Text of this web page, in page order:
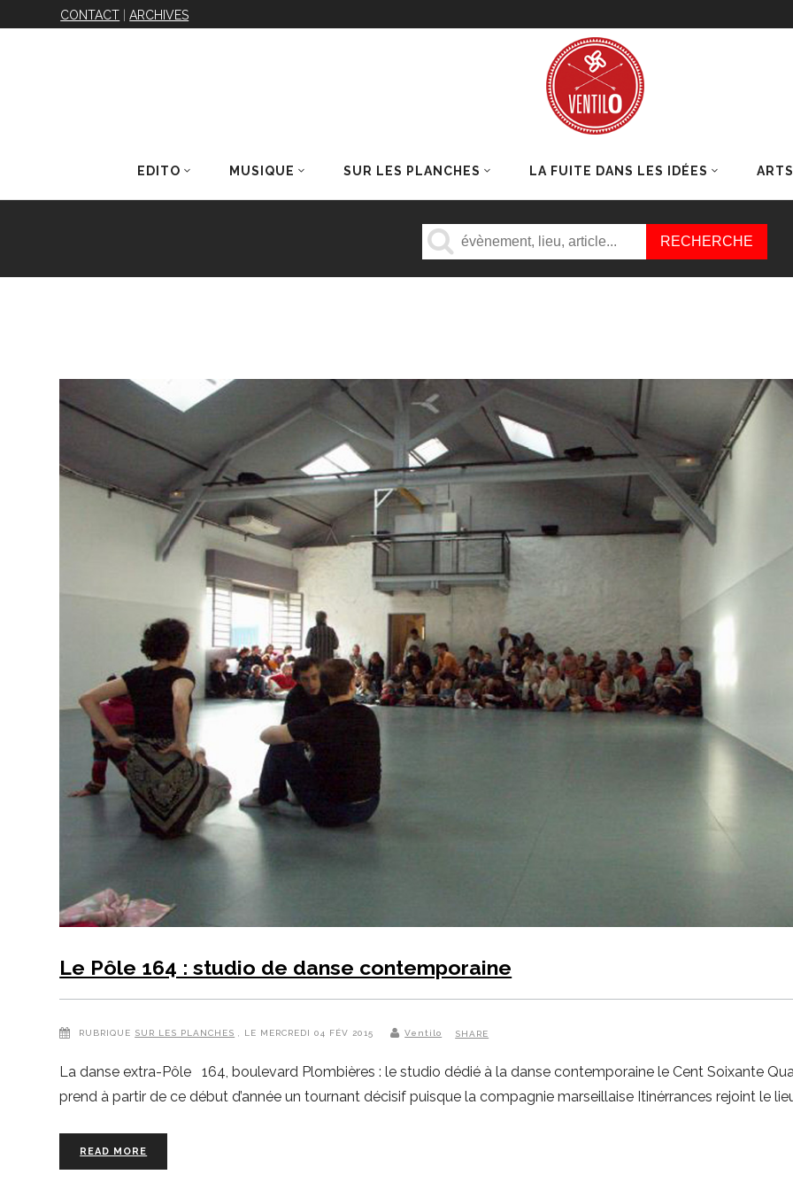
CONTACT |ARCHIVES
EDITO MUSIQUE SUR LES PLANCHES LA FUITE DANS LES IDÉES ARTS
Le Pôle 164 : studio de danse contemporaine
RUBRIQUE SUR LES PLANCHES , LE MERCREDI 04 FÉV 2015 Ventilo SHARE
La danse extra-Pôle 164, boulevard Plombières : le studio dédié à la danse contemporaine le Cent Soixante
prend à partir de ce début d’année un tournant décisif puisque la compagnie marseillaise Itinérrances rejoint le
READ MORE